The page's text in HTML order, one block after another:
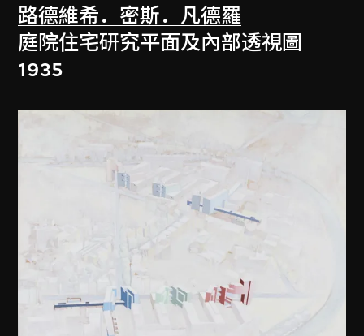
路德維希．密斯．凡德羅
庭院住宅研究平面及內部透視圖
1935